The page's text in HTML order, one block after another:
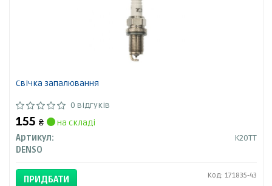
Свічка запалювання
0 відгуків
155 ₴
на складі
Артикул:
K20TT
DENSO
ПРИДБАТИ Код: 171835-43